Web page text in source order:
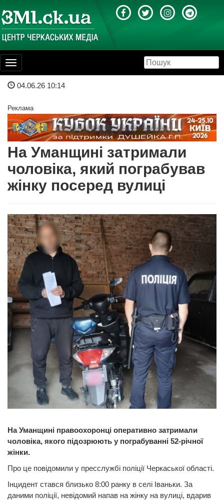
Toggle
navigation
04.06.26 10:14
Реклама
На Уманщині затримали
чоловіка, який пограбував
жінку посеред вулиці
На Уманщині правоохоронці оперативно затримали
чоловіка, якого підозрюють у пограбуванні 52-річної
жінки.
Про це повідомили у пресслужбі поліції Черкаської області.
Інцидент стався близько 8:00 ранку в селі Іваньки. За
даними поліції, невідомий напав на жінку на вулиці, вдарив